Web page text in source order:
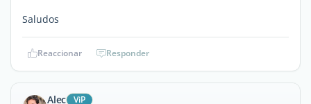
Saludos
Reaccionar Responder
Alec ViP